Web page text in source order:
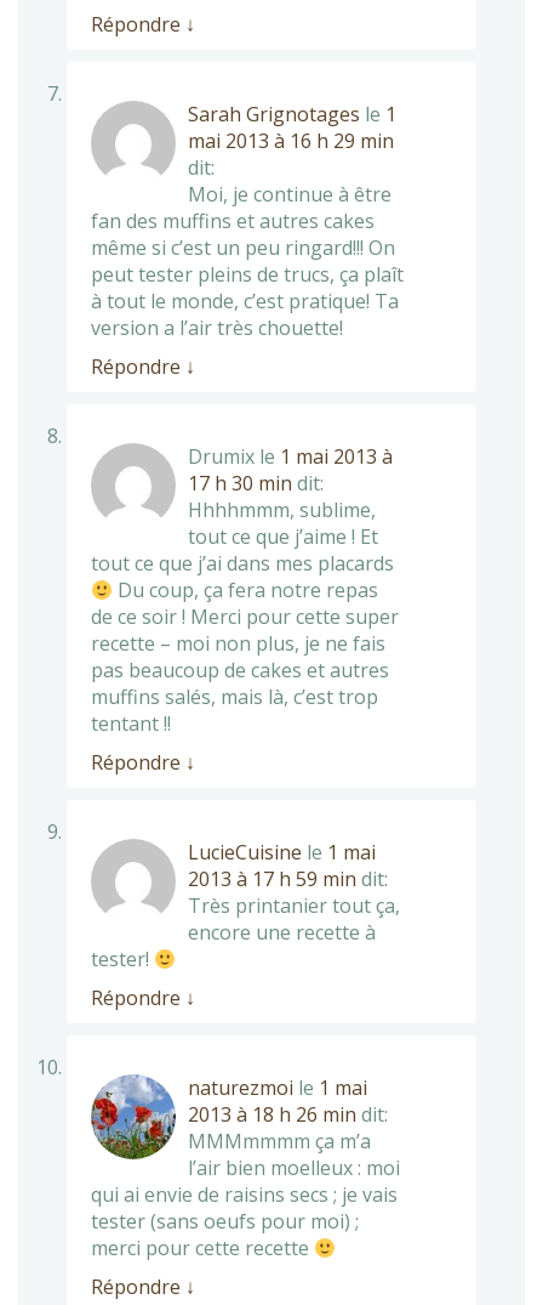
Répondre ↓
Sarah Grignotages le 1
mai 2013 à 16 h 29 min
dit:
Moi, je continue à être
fan des muffins et autres cakes
même si c’est un peu ringard!!! On
peut tester pleins de trucs, ça plaît
à tout le monde, c’est pratique! Ta
version a l’air très chouette!
Répondre ↓
Drumix le 1 mai 2013 à
17 h 30 min dit:
Hhhhmmm, sublime,
tout ce que j’aime ! Et
tout ce que j’ai dans mes placards
Du coup, ça fera notre repas
de ce soir ! Merci pour cette super
recette – moi non plus, je ne fais
pas beaucoup de cakes et autres
muffins salés, mais là, c’est trop
tentant !!
Répondre ↓
LucieCuisine le 1 mai
2013 à 17 h 59 min dit:
Très printanier tout ça,
encore une recette à
tester!
Répondre ↓
naturezmoi le 1 mai
2013 à 18 h 26 min dit:
MMMmmmm ça m’a
l’air bien moelleux : moi
qui ai envie de raisins secs ; je vais
tester (sans oeufs pour moi) ;
merci pour cette recette
Répondre ↓